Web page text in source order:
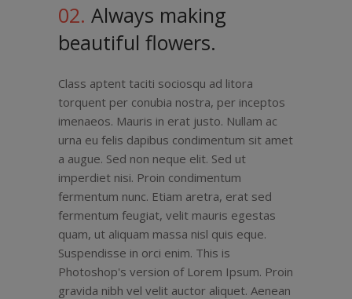
02. Always making
beautiful flowers.
Class aptent taciti sociosqu ad litora
torquent per conubia nostra, per inceptos
imenaeos. Mauris in erat justo. Nullam ac
urna eu felis dapibus condimentum sit amet
a augue. Sed non neque elit. Sed ut
imperdiet nisi. Proin condimentum
fermentum nunc. Etiam aretra, erat sed
fermentum feugiat, velit mauris egestas
quam, ut aliquam massa nisl quis eque.
Suspendisse in orci enim. This is
Photoshop's version of Lorem Ipsum. Proin
gravida nibh vel velit auctor aliquet. Aenean